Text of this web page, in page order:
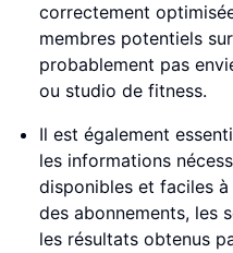
correctement
membres potentiels
probablement pas
ou studio de fitness.
Il est également
les informations
disponibles et faciles
des abonnements, les
les résultats obtenus